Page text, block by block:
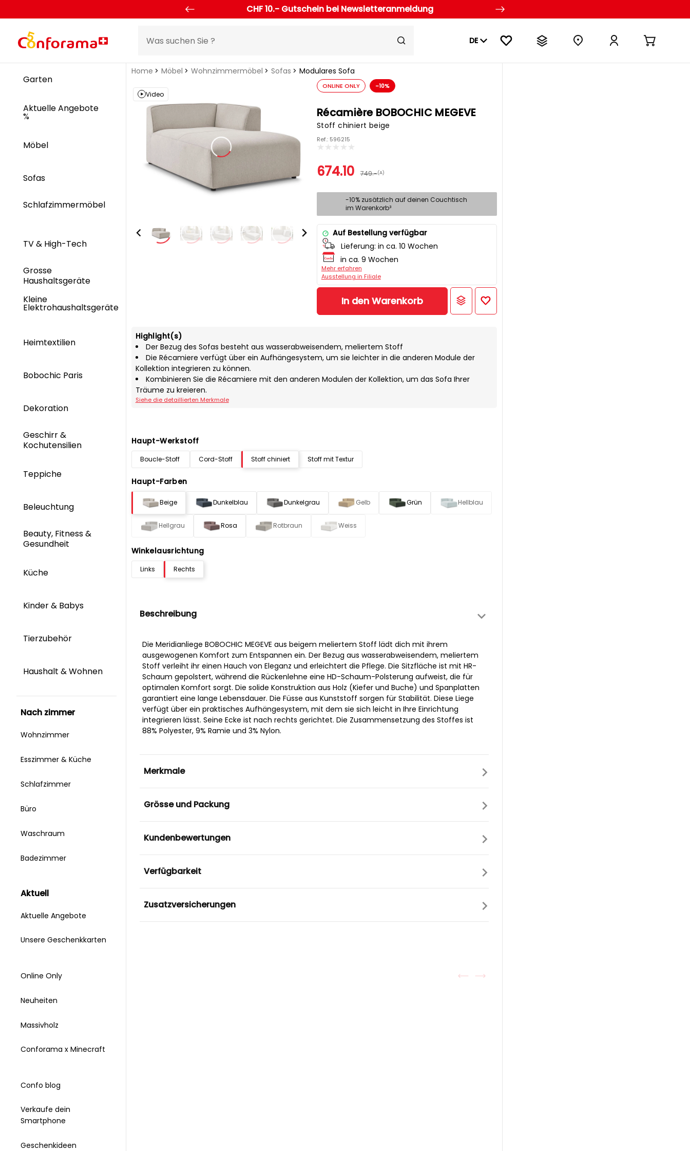
CHF 10.- Gutschein bei Newsletteranmeldung
DE
Garten
Aktuelle Angebote
%
Möbel
Sofas
Schlafzimmermöbel
TV & High-Tech
Grosse
Haushaltsgeräte
Kleine
Elektrohaushaltsgeräte
Heimtextilien
Bobochic Paris
Dekoration
Geschirr &
Kochutensilien
Teppiche
Beleuchtung
Beauty, Fitness &
Gesundheit
Küche
Kinder & Babys
Tierzubehör
Haushalt & Wohnen
nach zimmer
Wohnzimmer
Esszimmer & Küche
Schlafzimmer
Büro
Waschraum
Badezimmer
aktuell
Aktuelle Angebote
Unsere Geschenkkarten
Online Only
Neuheiten
Massivholz
Conforama x Minecraft
Confo blog
Verkaufe dein
Smartphone
Geschenkideen
Home Möbel Wohnzimmermöbel Sofas Modulares Sofa
Video
ONLINE ONLY -10%
Récamière BOBOCHIC MEGEVE
Stoff chiniert beige
Ref.: 596215
674.10 749.-(A)
-10% zusätzlich auf deinen Couchtisch
im Warenkorb³
Auf Bestellung verfügbar
Lieferung: in ca. 10 Wochen
in ca. 9 Wochen
Mehr erfahren
Ausstellung in Filiale
In den Warenkorb
Highlight(s)
Der Bezug des Sofas besteht aus wasserabweisendem, meliertem Stoff
Die Récamiere verfügt über ein Aufhängesystem, um sie leichter in die anderen Module der
Kollektion integrieren zu können.
Kombinieren Sie die Récamiere mit den anderen Modulen der Kollektion, um das Sofa Ihrer
Träume zu kreieren.
Siehe die detaillierten Merkmale
Haupt-Werkstoff
Boucle-Stoff Cord-Stoff Stoff chiniert Stoff mit Textur
Haupt-Farben
Beige Dunkelblau Dunkelgrau Gelb Grün Hellblau
Hellgrau Rosa Rotbraun Weiss
Winkelausrichtung
Links Rechts
Beschreibung
Die Meridianliege BOBOCHIC MEGEVE aus beigem meliertem Stoff lädt dich mit ihrem
ausgewogenen Komfort zum Entspannen ein. Der Bezug aus wasserabweisendem, meliertem
Stoff verleiht ihr einen Hauch von Eleganz und erleichtert die Pflege. Die Sitzfläche ist mit HR-
Schaum gepolstert, während die Rückenlehne eine HD-Schaum-Polsterung aufweist, die für
optimalen Komfort sorgt. Die solide Konstruktion aus Holz (Kiefer und Buche) und Spanplatten
garantiert eine lange Lebensdauer. Die Füsse aus Kunststoff sorgen für Stabilität. Diese Liege
verfügt über ein praktisches Aufhängesystem, mit dem sie sich leicht in Ihre Einrichtung
integrieren lässt. Seine Ecke ist nach rechts gerichtet. Die Zusammensetzung des Stoffes ist
88% Polyester, 9% Ramie und 3% Nylon.
Merkmale
Grösse und Packung
Kundenbewertungen
Verfügbarkeit
Zusatzversicherungen